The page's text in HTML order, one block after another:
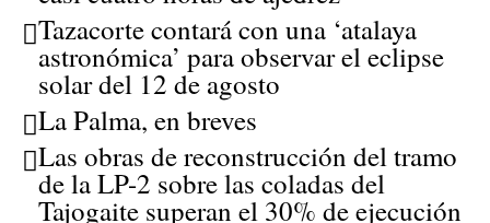
Tazacorte contará con una ‘atalaya
astronómica’ para observar el eclipse
solar del 12 de agosto
La Palma, en breves
Las obras de reconstrucción del tramo
de la LP-2 sobre las coladas del
Tajogaite superan el 30% de ejecución